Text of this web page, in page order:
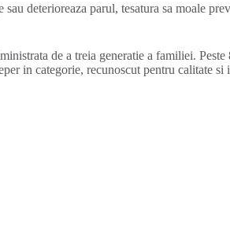
deterioreaza parul, tesatura sa moale
de a treia generatie a familiei. Peste
in categorie, recunoscut pentru calitate si